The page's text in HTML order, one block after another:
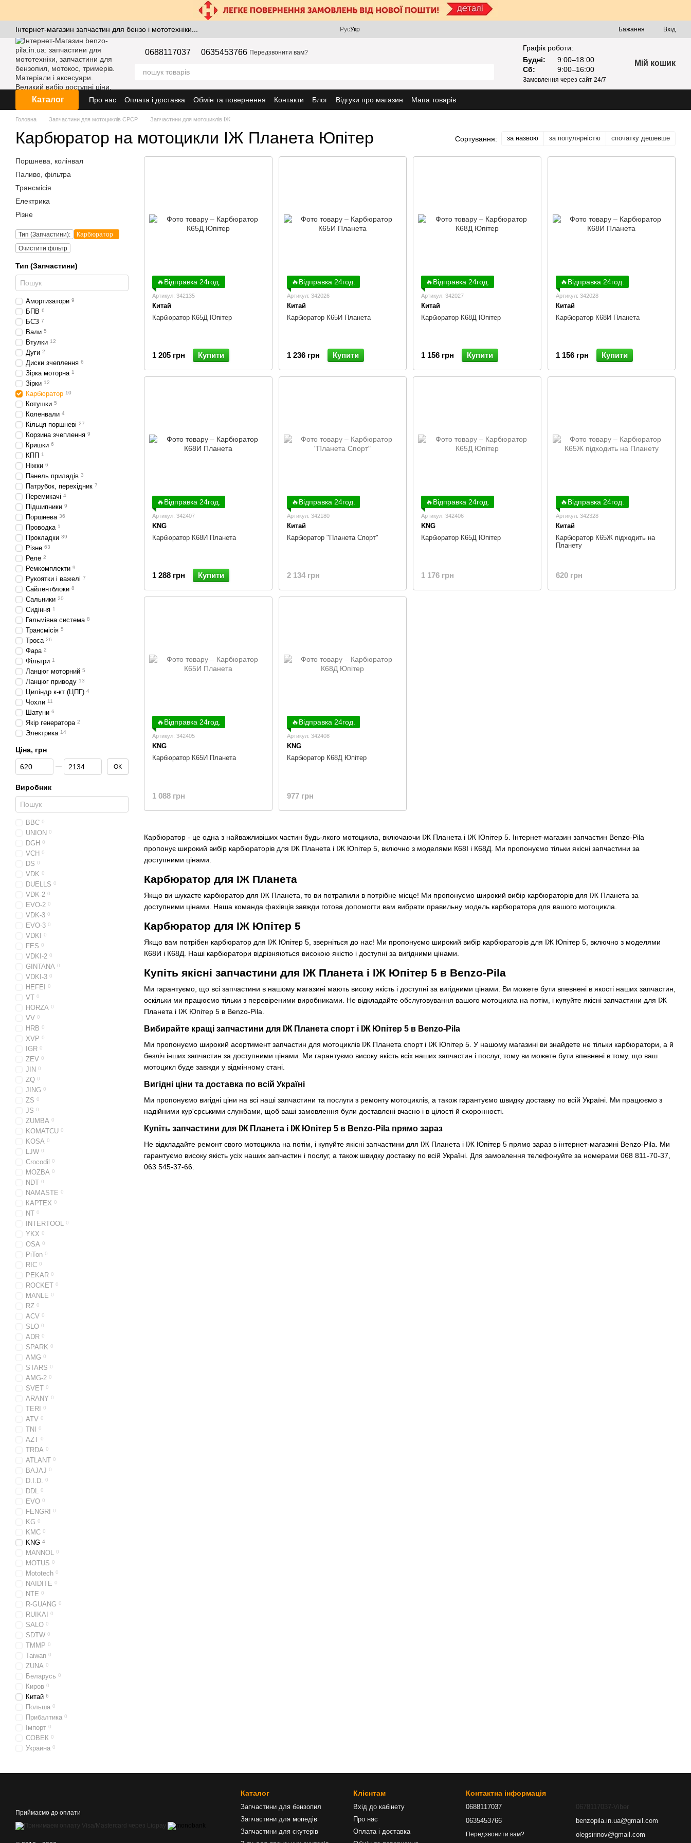
Інтернет-магазин запчастин для бензо і мототехніки... РусУкр Бажання Вхід
0688117037 0635453766 Передзвонити вам?
Графік роботи:
Будні:
9:00–18:00
Сб:
9:00–16:00
Замовлення через сайт 24/7
Мій кошик
Каталог Про нас Оплата і доставка Обмін та повернення Контакти Блог Відгуки про магазин Мапа товарів
Головна Запчастини для мотоциклів СРСР Запчастини для мотоциклів ІЖ
Карбюратор на мотоцикли ІЖ Планета Юпітер Сортування: за назвою за популярністю спочатку дешевше
Карбюратор - це одна з найважливіших частин будь-якого мотоцикла, включаючи ІЖ Планета і ІЖ Юпітер 5. Інтернет-магазин запчастин Benzo-Pila
пропонує широкий вибір карбюраторів для ІЖ Планета і ІЖ Юпітер 5, включно з моделями К68І і К68Д. Ми пропонуємо тільки якісні запчастини за
доступними цінами.
Карбюратор для ІЖ Планета
Якщо ви шукаєте карбюратор для ІЖ Планета, то ви потрапили в потрібне місце! Ми пропонуємо широкий вибір карбюраторів для ІЖ Планета за
доступними цінами. Наша команда фахівців завжди готова допомогти вам вибрати правильну модель карбюратора для вашого мотоцикла.
Карбюратор для ІЖ Юпітер 5
Якщо вам потрібен карбюратор для ІЖ Юпітер 5, зверніться до нас! Ми пропонуємо широкий вибір карбюраторів для ІЖ Юпітер 5, включно з моделями
К68И і К68Д. Наші карбюратори відрізняються високою якістю і доступні за вигідними цінами.
Купіть якісні запчастини для ІЖ Планета і ІЖ Юпітер 5 в Benzo-Pila
Ми гарантуємо, що всі запчастини в нашому магазині мають високу якість і доступні за вигідними цінами. Ви можете бути впевнені в якості наших запчастин,
оскільки ми працюємо тільки з перевіреними виробниками. Не відкладайте обслуговування вашого мотоцикла на потім, і купуйте якісні запчастини для ІЖ
Планета і ІЖ Юпітер 5 в Benzo-Pila.
Вибирайте кращі запчастини для ІЖ Планета спорт і ІЖ Юпітер 5 в Benzo-Pila
Ми пропонуємо широкий асортимент запчастин для мотоциклів ІЖ Планета спорт і ІЖ Юпітер 5. У нашому магазині ви знайдете не тільки карбюратори, а й
безліч інших запчастин за доступними цінами. Ми гарантуємо високу якість всіх наших запчастин і послуг, тому ви можете бути впевнені в тому, що ваш
мотоцикл буде завжди у відмінному стані.
Вигідні ціни та доставка по всій Україні
Ми пропонуємо вигідні ціни на всі наші запчастини та послуги з ремонту мотоциклів, а також гарантуємо швидку доставку по всій Україні. Ми працюємо з
надійними кур'єрськими службами, щоб ваші замовлення були доставлені вчасно і в цілості й схоронності.
Купіть запчастини для ІЖ Планета і ІЖ Юпітер 5 в Benzo-Pila прямо зараз
Не відкладайте ремонт свого мотоцикла на потім, і купуйте якісні запчастини для ІЖ Планета і ІЖ Юпітер 5 прямо зараз в інтернет-магазині Benzo-Pila. Ми
гарантуємо високу якість усіх наших запчастин і послуг, а також швидку доставку по всій Україні. Для замовлення телефонуйте за номерами 068 811-70-37,
063 545-37-66.
🔥Відправка 24год.
Артикул: 342135
Китай
Карбюратор К65Д Юпітер
1 205 грн Купити
🔥Відправка 24год.
Артикул: 342026
Китай
Карбюратор К65И Планета
1 236 грн Купити
🔥Відправка 24год.
Артикул: 342027
Китай
Карбюратор К68Д Юпітер
1 156 грн Купити
🔥Відправка 24год.
Артикул: 342028
Китай
Карбюратор К68И Планета
1 156 грн Купити
🔥Відправка 24год.
Артикул: 342407
KNG
Карбюратор К68И Планета
1 288 грн Купити
🔥Відправка 24год.
Артикул: 342180
Китай
Карбюратор "Планета Спорт"
2 134 грн
🔥Відправка 24год.
Артикул: 342406
KNG
Карбюратор К65Д Юпітер
1 176 грн
🔥Відправка 24год.
Артикул: 342328
Китай
Карбюратор К65Ж підходить на
Планету
620 грн
🔥Відправка 24год.
Артикул: 342405
KNG
Карбюратор К65И Планета
1 088 грн
🔥Відправка 24год.
Артикул: 342408
KNG
Карбюратор К68Д Юпітер
977 грн
Поршнева, колінвал
Паливо, фільтра
Трансмісія
Електрика
Різне
Тип (Запчастини):
Карбюратор
Очистити фільтр
Тип (Запчастини)
Амортизатори 9
БПВ 6
БСЗ 7
Вали 5
Втулки 12
Дуги 2
Диски зчеплення 6
Зірка моторна 1
Зірки 12
Карбюратор 10
Котушки 5
Коленвали 4
Кільця поршневі 27
Корзина зчеплення 9
Кришки 6
КПП 1
Ніжки 6
Панель приладів 3
Патрубок, перехідник 7
Перемикачі 4
Підшипники 9
Поршнева 36
Проводка 1
Прокладки 39
Різне 63
Реле 2
Ремкомплекти 9
Рукоятки і важелі 7
Сайлентблоки 8
Сальники 20
Сидіння 1
Гальмівна система 8
Трансмісія 5
Троса 26
Фара 2
Фільтри 1
Ланцюг моторний 5
Ланцюг приводу 13
Циліндр к-кт (ЦПГ) 4
Чохли 11
Шатуни 6
Якір генератора 2
Электрика 14
Ціна, грн
От Ціна, грн
До Ціна, грн ОК
Виробник
BBC 0
UNION 0
DGH 0
VCH 0
DS 0
VDK 0
DUELLS 0
VDK-2 0
EVO-2 0
VDK-3 0
EVO-3 0
VDKI 0
FES 0
VDKI-2 0
GINTANA 0
VDKI-3 0
HEFEI 0
VT 0
HORZA 0
VV 0
HRB 0
XVP 0
IGR 0
ZEV 0
JIN 0
ZQ 0
JING 0
ZS 0
JS 0
ZUMBA 0
KOMATCU 0
KOSA 0
LJW 0
Crocodil 0
MOZBA 0
NDT 0
NAMASTE 0
КАРТЕХ 0
NT 0
INTERTOOL 0
YKX 0
OSA 0
PiTon 0
RIC 0
PEKAR 0
ROCKET 0
MANLE 0
RZ 0
ACV 0
SLO 0
ADR 0
SPARK 0
AMG 0
STARS 0
AMG-2 0
SVET 0
ARANY 0
TERI 0
ATV 0
TNI 0
AZT 0
TRDA 0
ATLANT 0
BAJAJ 0
D.I.D. 0
DDL 0
EVO 0
FENGRI 0
KG 0
KMC 0
KNG 4
MANNOL 0
MOTUS 0
Mototech 0
NAIDITE 0
NTE 0
R-GUANG 0
RUIKAI 0
SALO 0
SDTW 0
TMMP 0
Taiwan 0
ZUNA 0
Беларусь 0
Киров 0
Китай 6
Польша 0
Прибалтика 0
Імпорт 0
СОВЕК 0
Украина 0
Приймаємо до оплати
Каталог
Запчастини для бензопил
Запчастини для мопедів
Запчастини для скутерів
Клієнтам
Вхід до кабінету
Про нас
Оплата і доставка
Контактна інформація
0688117037
0635453766
Передзвонити вам?
0678117037-Viber
benzopila.in.ua@gmail.com
olegsirinov@gmail.com